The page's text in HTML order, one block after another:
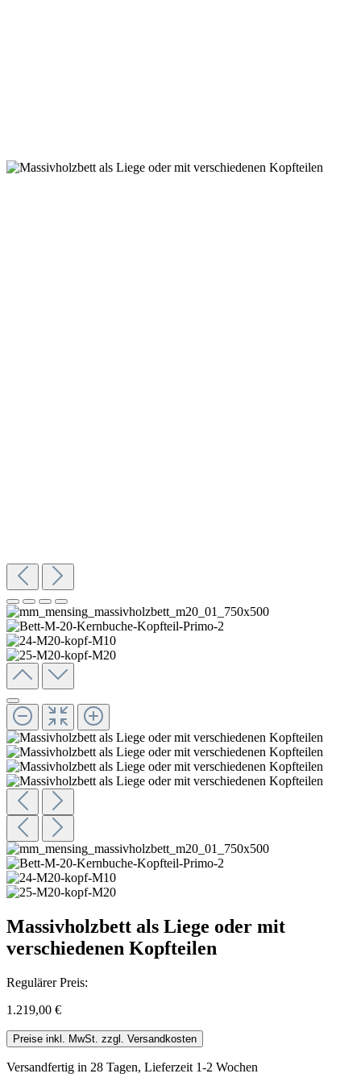
Massivholzbett als Liege oder mit
verschiedenen Kopfteilen
Regulärer Preis:
1.219,00 €
Preise inkl. MwSt. zzgl. Versandkosten
Versandfertig in 28 Tagen, Lieferzeit 1-2 Wochen